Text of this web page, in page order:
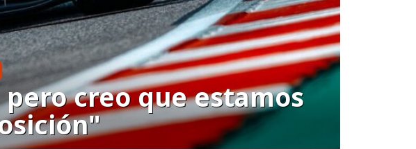
creo que estamos